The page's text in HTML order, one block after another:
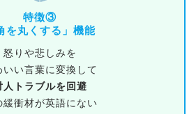
特徴③
を丸くする」機能
怒りや悲しみを
いい言葉に変換して
人トラブルを回避
緩衝材が英語にない